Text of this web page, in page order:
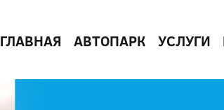
ГЛАВНАЯ АВТОПАРК УСЛУГИ